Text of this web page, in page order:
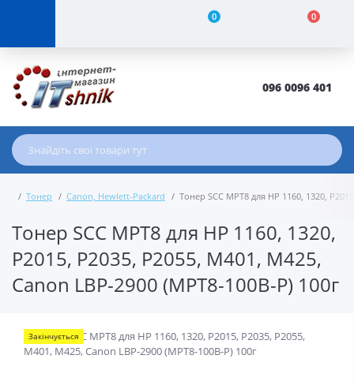
0 0
096 0096 401
Тонер Canon, Hewlett-Packard Тонер SCC MPT8 для HP 1160, 1320,
Тонер SCC MPT8 для HP 1160, 1320,
P2015, P2035, P2055, M401, M425,
Canon LBP-2900 (MPT8-100B-P) 100г
Закінчується